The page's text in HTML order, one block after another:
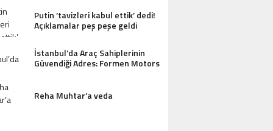
Putin ‘tavizleri kabul ettik’ dedi!
Açıklamalar peş peşe geldi
İstanbul’da Araç Sahiplerinin
Güvendiği Adres: Formen Motors
Reha Muhtar’a veda